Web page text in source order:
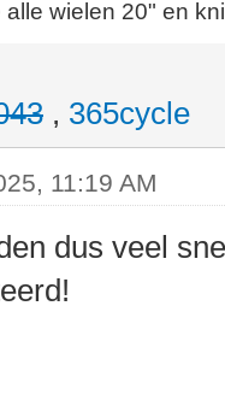
alle wielen 20" en
, 365cycle
11:19 AM
dus veel